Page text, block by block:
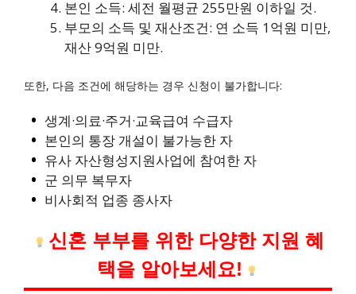
본인 소득: 세전 월평균 255만원 이하일 것.
부모의 소득 및 재산조건: 연 소득 1억원 미만,
재산 9억원 미만.
또한, 다음 조건에 해당하는 경우 신청이 불가합니다:
생계·의료·주거·교육급여 수급자
본인의 통장 개설이 불가능한 자
유사 자산형성지원사업에 참여한 자
군 의무 복무자
비사회적 업종 종사자
신혼 부부를 위한 다양한 지원 혜
택을 알아보세요!